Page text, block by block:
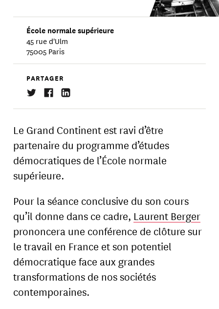
École normale supérieure
45 rue d'Ulm
75005 Paris
PARTAGER
Le Grand Continent est ravi d’être
partenaire du programme d’études
démocratiques de l’École normale
supérieure.
Pour la séance conclusive du son cours
qu’il donne dans ce cadre, Laurent Berger
prononcera une conférence de clôture sur
le travail en France et son potentiel
démocratique face aux grandes
transformations de nos sociétés
contemporaines.